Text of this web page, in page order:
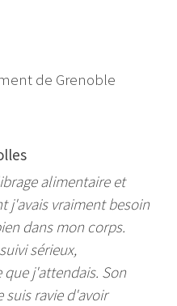
de Grenoble
alimentaire et
j'avais vraiment besoin
dans mon corps.
sérieux,
que j'attendais. Son
suis ravie d'avoir